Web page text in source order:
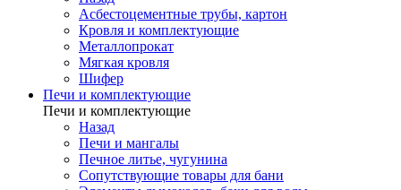
Асбестоцементные трубы, картон
Кровля и комплектующие
Металлопрокат
Мягкая кровля
Шифер
Печи и комплектующие
Печи и комплектующие
Назад
Печи и мангалы
Печное литье, чугунина
Сопутствующие товары для бани